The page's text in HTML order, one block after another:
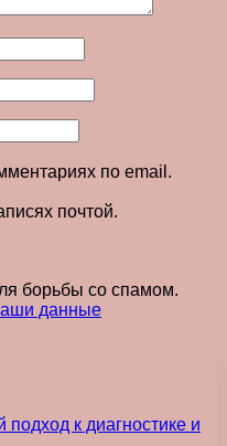
по email.
почтой.
борьбы со спамом.
данные
к диагностике и